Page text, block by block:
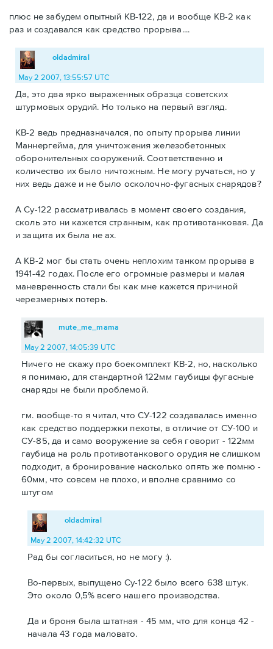
плюс не забудем опытный КВ-122, да и вообще КВ-2 как
раз и создавался как средство прорыва....
oldadmiral
May 2 2007, 13:55:57 UTC
Да, это два ярко выраженных образца советских
штурмовых орудий. Но только на первый взгляд.
КВ-2 ведь предназначался, по опыту прорыва линии
Маннергейма, для уничтожения железобетонных
оборонительных сооружений. Соответственно и
количество их было ничтожным. Не могу ручаться, но у
них ведь даже и не было осколочно-фугасных снарядов?
А Су-122 рассматривалась в момент своего создания,
сколь это ни кажется странным, как противотанковая. Да
и защита их была не ах.
А КВ-2 мог бы стать очень неплохим танком прорыва в
1941-42 годах. После его огромные размеры и малая
маневренность стали бы как мне кажется причиной
черезмерных потерь.
mute_me_mama
May 2 2007, 14:05:39 UTC
Ничего не скажу про боекомплект КВ-2, но, насколько
я понимаю, для стандартной 122мм гаубицы фугасные
снаряды не были проблемой.
гм. вообще-то я читал, что СУ-122 создавалась именно
как средство поддержки пехоты, в отличие от СУ-100 и
СУ-85, да и само вооружение за себя говорит - 122мм
гаубица на роль противотанкового орудия не слишком
подходит, а бронирование насколько опять же помню -
60мм, что совсем не плохо, и вполне сравнимо со
штугом
oldadmiral
May 2 2007, 14:42:32 UTC
Рад бы согласиться, но не могу :).
Во-первых, выпущено Су-122 было всего 638 штук.
Это около 0,5% всего нашего производства.
Да и броня была штатная - 45 мм, что для конца 42 -
начала 43 года маловато.